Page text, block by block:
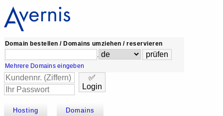
Domain bestellen / Domains umziehen / reservieren
.
Mehrere Domains eingeben
✅
Login
Hosting Domains